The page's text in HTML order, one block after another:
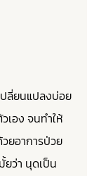
ปลี่ยนแปลงบ่อย
เอง จนทำให้
ยอาการป่วย
ยว่า นุดเป็น